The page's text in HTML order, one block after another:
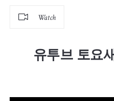
Watch
유투브 토요